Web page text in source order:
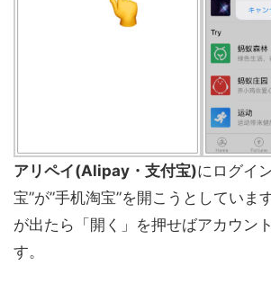
アリペイ(Alipay・支付宝)にログイ
宝”が”手机淘宝”を開こうとしていま
が出たら「開く」を押せばアカウン
す。